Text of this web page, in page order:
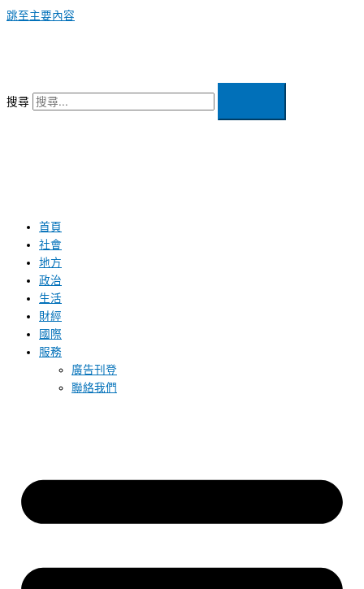
跳至主要內容
搜尋
首頁
社會
地方
政治
生活
財經
國際
服務
廣告刊登
聯絡我們